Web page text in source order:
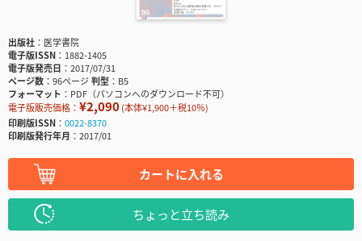
出版社
医学書院
電子版ISSN
1882-1405
電子版発売日
2017/07/31
ページ数
96ページ判型
B5
フォーマット
PDF（パソコンへのダウンロード不可）
電子版販売価格： ¥2,090(本体¥1,900＋税10％)
印刷版ISSN
0022-8370
印刷版発行年月
2017/01
カートに入れる
ちょっと立ち読み